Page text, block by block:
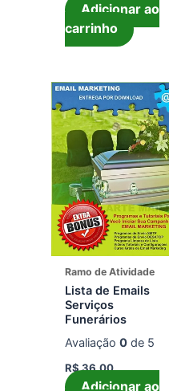
Adicionar ao
carrinho
Ramo de Atividade
Lista de Emails
Serviços
Funerários
Avaliação0 de 5
R$36,00
Adicionar ao